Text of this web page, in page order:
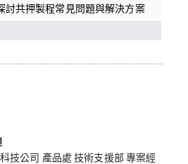
討共押製程常見問題與解決方案
技公司 產品處 技術支援部 專案經